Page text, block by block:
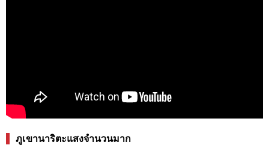
ภูเขานาริตะแสงจำนวนมาก